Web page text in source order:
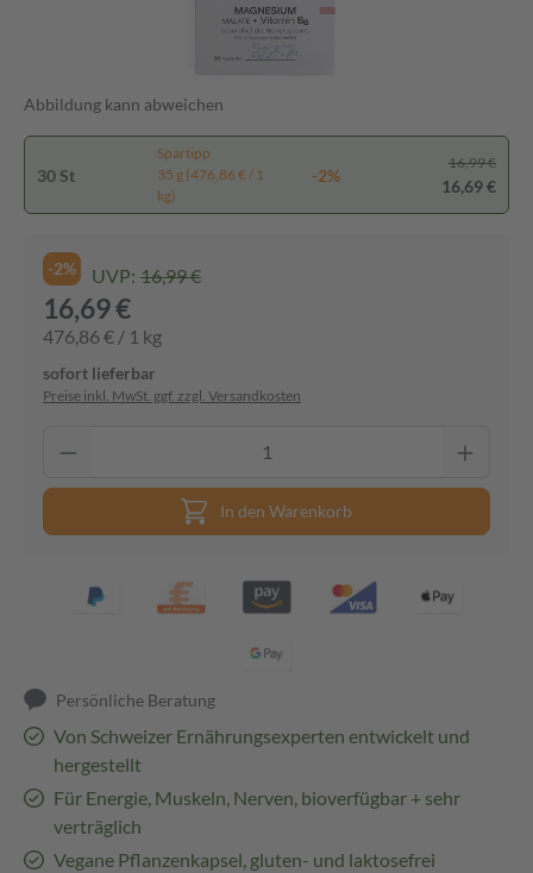
Abbildung kann abweichen
30 St
Spartipp
35 g (476,86 € / 1
kg)
-2%
16,99 €
16,69 €
-2% UVP: 16,99 €
16,69 €
476,86 € / 1 kg
sofort lieferbar
Preise inkl. MwSt. ggf. zzgl. Versandkosten
In den Warenkorb
Persönliche Beratung
Von Schweizer Ernährungsexperten entwickelt und
hergestellt
Für Energie, Muskeln, Nerven, bioverfügbar + sehr
verträglich
Vegane Pflanzenkapsel, gluten- und laktosefrei